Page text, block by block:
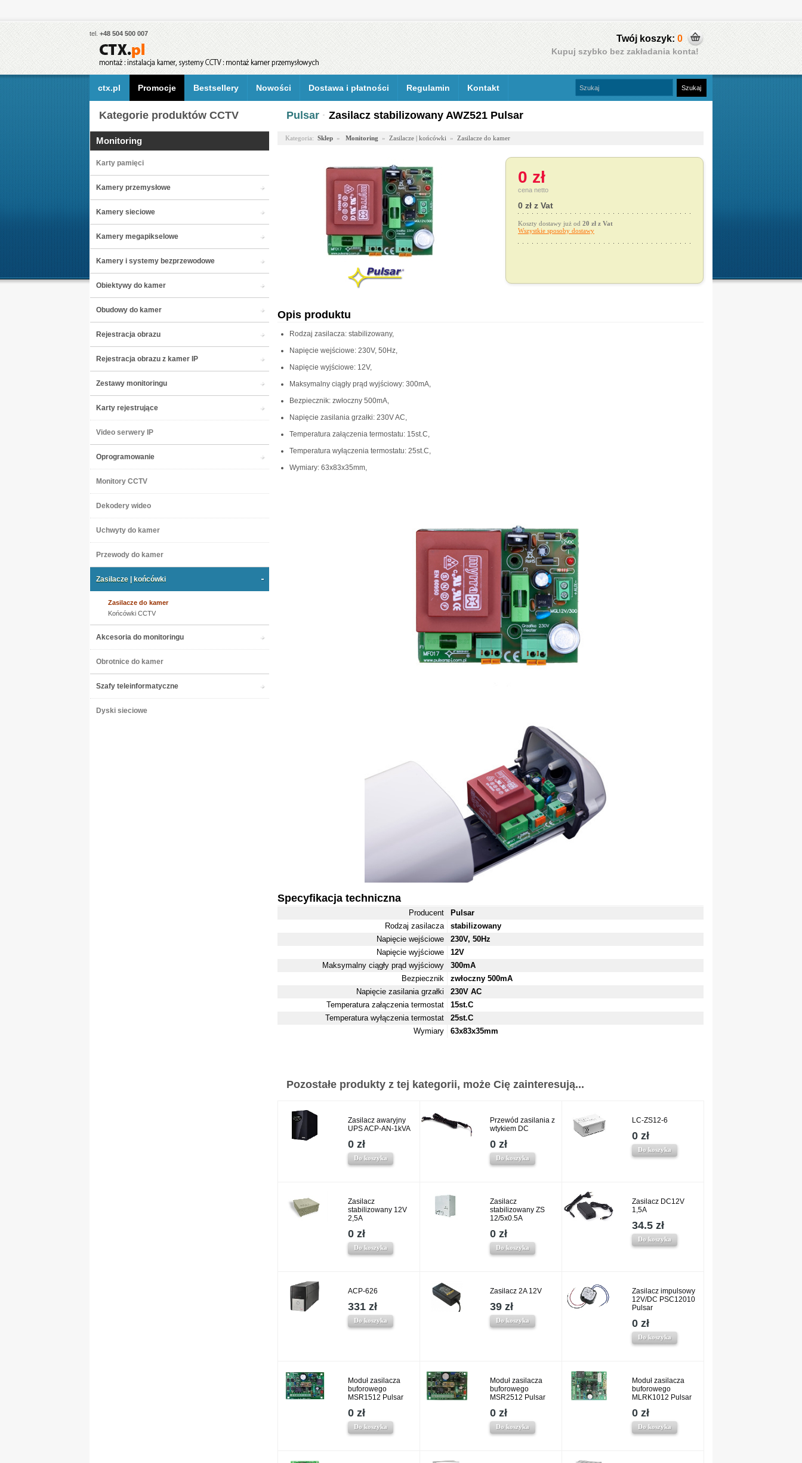
tel. +48 504 500 007 Twój koszyk: 0
Kupuj szybko bez zakładania konta!
ctx.pl Promocje Bestsellery Nowości Dostawa i płatności Regulamin Kontakt
Kategorie produktów CCTV
Monitoring
Karty pamięci
Kamery przemysłowe
Kamery sieciowe
Kamery megapikselowe
Kamery i systemy bezprzewodowe
Obiektywy do kamer
Obudowy do kamer
Rejestracja obrazu
Rejestracja obrazu z kamer IP
Zestawy monitoringu
Karty rejestrujące
Video serwery IP
Oprogramowanie
Monitory CCTV
Dekodery wideo
Uchwyty do kamer
Przewody do kamer
Zasilacze | końcówki
Zasilacze do kamer
Końcówki CCTV
Akcesoria do monitoringu
Obrotnice do kamer
Szafy teleinformatyczne
Dyski sieciowe
Pulsar · Zasilacz stabilizowany AWZ521 Pulsar
Kategoria: Sklep » Monitoring » Zasilacze | końcówki » Zasilacze do kamer
0 zł
cena netto
0 zł z Vat
Koszty dostawy już od 20 zł z Vat
Wszystkie sposoby dostawy
Opis produktu
Rodzaj zasilacza: stabilizowany,
Napięcie wejściowe: 230V, 50Hz,
Napięcie wyjściowe: 12V,
Maksymalny ciągły prąd wyjściowy: 300mA,
Bezpiecznik: zwłoczny 500mA,
Napięcie zasilania grzałki: 230V AC,
Temperatura załączenia termostatu: 15st.C,
Temperatura wyłączenia termostatu: 25st.C,
Wymiary: 63x83x35mm,
Specyfikacja techniczna
Producent
Pulsar
Rodzaj zasilacza
stabilizowany
Napięcie wejściowe
230V, 50Hz
Napięcie wyjściowe
12V
Maksymalny ciągły prąd wyjściowy
300mA
Bezpiecznik
zwłoczny 500mA
Napięcie zasilania grzałki
230V AC
Temperatura załączenia termostat
15st.C
Temperatura wyłączenia termostat
25st.C
Wymiary
63x83x35mm
Pozostałe produkty z tej kategorii, może Cię zainteresują...
Zasilacz awaryjny
UPS ACP-AN-1kVA
0 zł
Do koszyka
Przewód zasilania z
wtykiem DC
0 zł
Do koszyka
LC-ZS12-6
0 zł
Do koszyka
Zasilacz
stabilizowany 12V
2,5A
0 zł
Do koszyka
Zasilacz
stabilizowany ZS
12/5x0.5A
0 zł
Do koszyka
Zasilacz DC12V
1,5A
34.5 zł
Do koszyka
ACP-626
331 zł
Do koszyka
Zasilacz 2A 12V
39 zł
Do koszyka
Zasilacz impulsowy
12V/DC PSC12010
Pulsar
0 zł
Do koszyka
Moduł zasilacza
buforowego
MSR1512 Pulsar
0 zł
Do koszyka
Moduł zasilacza
buforowego
MSR2512 Pulsar
0 zł
Do koszyka
Moduł zasilacza
buforowego
MLRK1012 Pulsar
0 zł
Do koszyka